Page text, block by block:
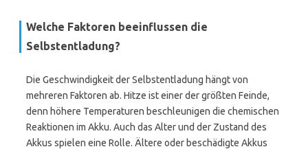
Welche Faktoren beeinflussen die
Selbstentladung?
Die Geschwindigkeit der Selbstentladung hängt von
mehreren Faktoren ab. Hitze ist einer der größten Feinde,
denn höhere Temperaturen beschleunigen die chemischen
Reaktionen im Akku. Auch das Alter und der Zustand des
Akkus spielen eine Rolle. Ältere oder beschädigte Akkus